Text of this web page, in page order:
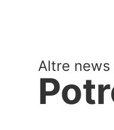
Altre news